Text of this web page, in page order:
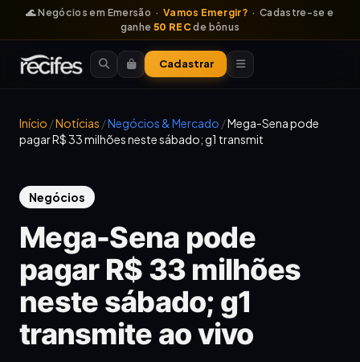
🌊 Negócios em Emersão · Vamos Emergir? · Cadastre-se e
ganhe50 RECde bônus
Cadastrar
Início /Notícias /Negócios & Mercado /Mega-Sena pode
pagar R$ 33 milhões neste sábado; g1 transmit
Negócios
Mega-Sena pode
pagar R$ 33 milhões
neste sábado; g1
transmite ao vivo